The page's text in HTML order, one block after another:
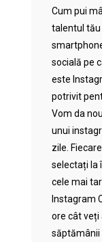
Cum pui
talentul
socială pe
este
potrivit
Vom da
unui
zile.
selectați la
cele mai
Instagram
ore cât veți
săptămânii